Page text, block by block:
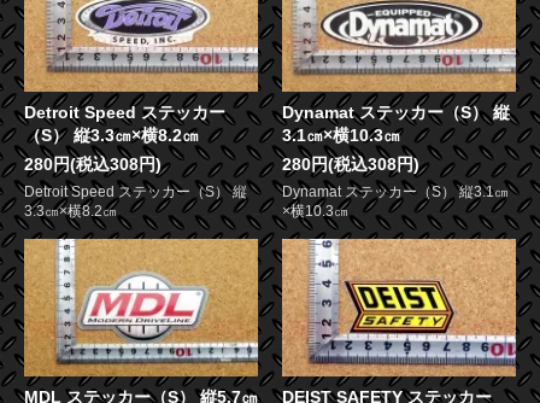
Detroit Speed ステッカー
（S） 縦3.3㎝×横8.2㎝
280円(税込308円)
Detroit Speed ステッカー（S） 縦
3.3㎝×横8.2㎝
Dynamat ステッカー（S） 縦
3.1㎝×横10.3㎝
280円(税込308円)
Dynamat ステッカー（S） 縦3.1㎝
×横10.3㎝
MDL ステッカー（S） 縦5.7㎝
DEIST SAFETY ステッカー